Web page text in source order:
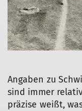
Angaben zu
sind immer
präzise weißt,